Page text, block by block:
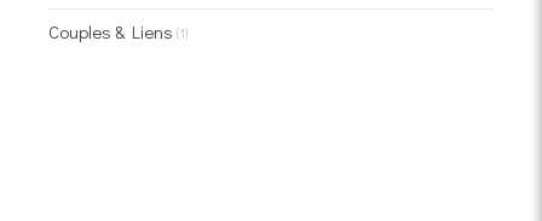
Couples & Liens (1)